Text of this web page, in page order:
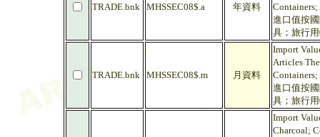
TRADE.bnk MHSSEC08$.a 年資料
進口值按
具；旅行
TRADE.bnk MHSSEC08$.m 月資料
Import
Articles
進口值按
具；旅行
Import
Charcoal;